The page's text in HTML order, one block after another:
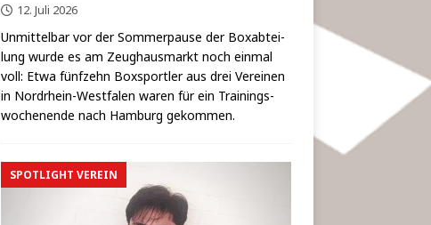
12. Juli 2026
Unmit­tel­bar vor der Som­mer­pau­se der Box­ab­tei­
lung wur­de es am Zeug­haus­markt noch ein­mal
voll: Etwa fünf­zehn Box­sport­ler aus drei Ver­ei­nen
in Nord­rhein-West­fa­len waren für ein Trai­nings­
wo­chen­en­de nach Ham­burg gekommen.
SPOTLIGHT VEREIN